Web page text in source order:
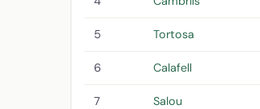
5 Tortosa
6 Calafell
7 Salou